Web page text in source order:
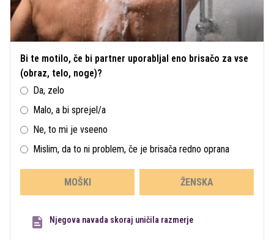
Bi te motilo, če bi partner uporabljal eno brisačo za vse
(obraz, telo, noge)?
Da, zelo
Malo, a bi sprejel/a
Ne, to mi je vseeno
Mislim, da to ni problem, če je brisača redno oprana
MOŠKI ŽENSKA
Njegova navada skoraj uničila razmerje